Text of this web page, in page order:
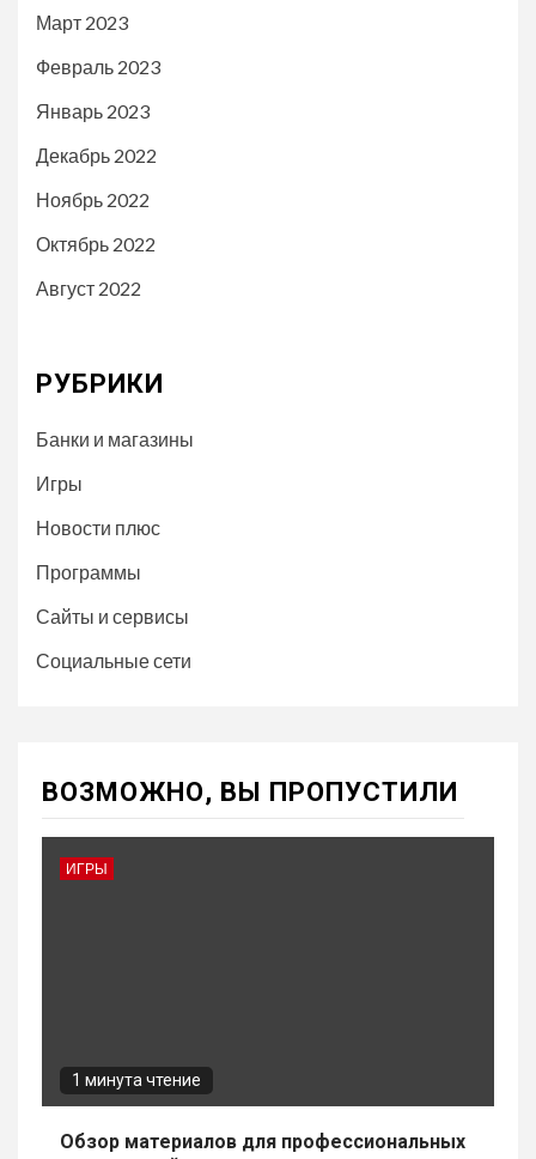
Март 2023
Февраль 2023
Январь 2023
Декабрь 2022
Ноябрь 2022
Октябрь 2022
Август 2022
РУБРИКИ
Банки и магазины
Игры
Новости плюс
Программы
Сайты и сервисы
Социальные сети
ВОЗМОЖНО, ВЫ ПРОПУСТИЛИ
ИГРЫ
1 минута чтение
Обзор материалов для профессиональных